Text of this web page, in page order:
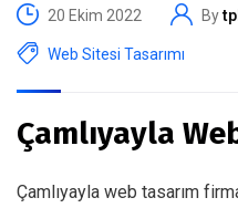
20 Ekim 2022 By
Web Sitesi Tasarımı
Çamlıyayla
Çamlıyayla web tasarım